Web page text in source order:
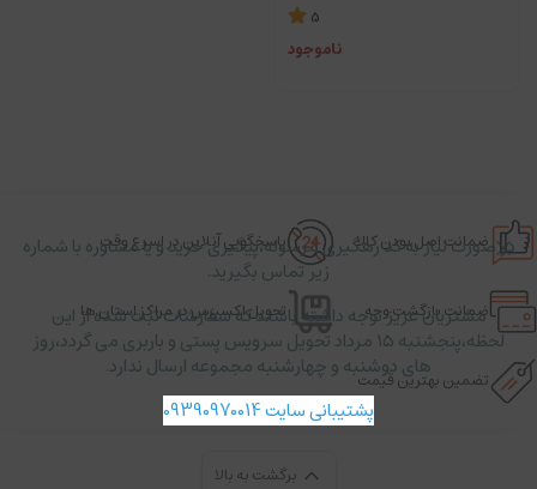
5
ناموجود
ضمانت اصل بودن کالا پاسخگویی آنلاین در اسرع وقت
ضمانت بازگشت وجه تحویل اکسپرس در مراکز استان ها
تضمین بهترین قیمت
برگشت به بالا
در صورت نیاز به کد رهگیری مرسوله،پیگیری خرید و یا مشاوره با شماره
زیر تماس بگیرید.
مشتریان عزیز توجه داشته باشند که سفارشات ثبت شده از این
لحظه،پنجشنبه ۱۵ مرداد تحویل سرویس پستی و باربری می گردد،روز
های دوشنبه و چهارشنبه مجموعه ارسال ندارد.
پشتیبانی سایت 09390970014